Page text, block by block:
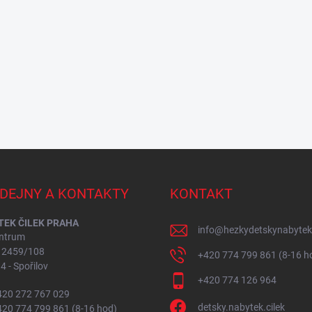
A KONTAKTY
ČILEK PRAHA
2459/108
- Spořilov
272 767 029
774 799 861 (8-16 hod)
KONTAKT
info@
+420 774 799 861 (8-16
+420 774 126 964
detsky.nabytek.cilek